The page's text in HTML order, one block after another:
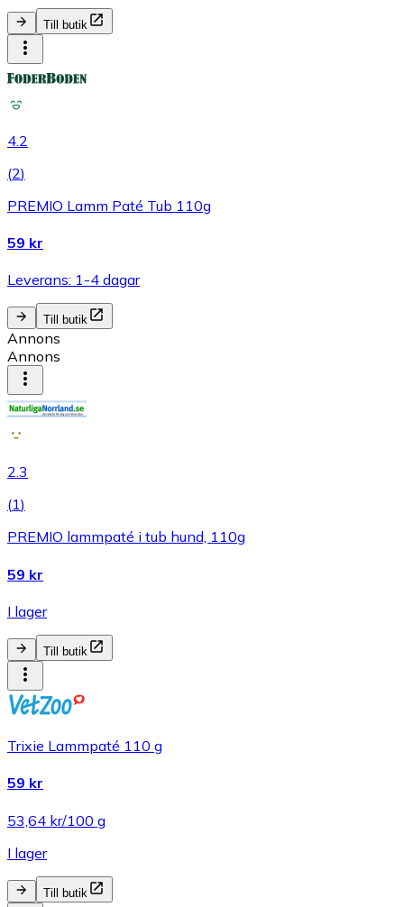
Till butik
4.2
(2)
PREMIO Lamm Paté Tub 110g
59 kr
Leverans: 1-4 dagar
Till butik
Annons
Annons
2.3
(1)
PREMIO lammpaté i tub hund, 110g
59 kr
I lager
Till butik
Trixie Lammpaté 110 g
59 kr
53,64 kr/100 g
I lager
Till butik